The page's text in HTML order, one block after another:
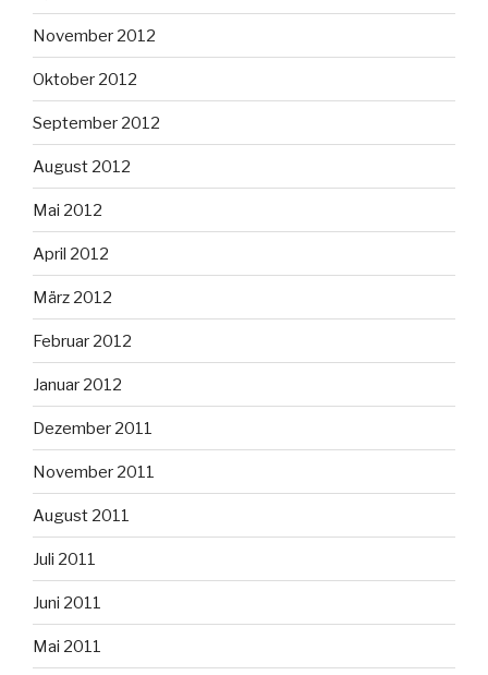
November 2012
Oktober 2012
September 2012
August 2012
Mai 2012
April 2012
März 2012
Februar 2012
Januar 2012
Dezember 2011
November 2011
August 2011
Juli 2011
Juni 2011
Mai 2011